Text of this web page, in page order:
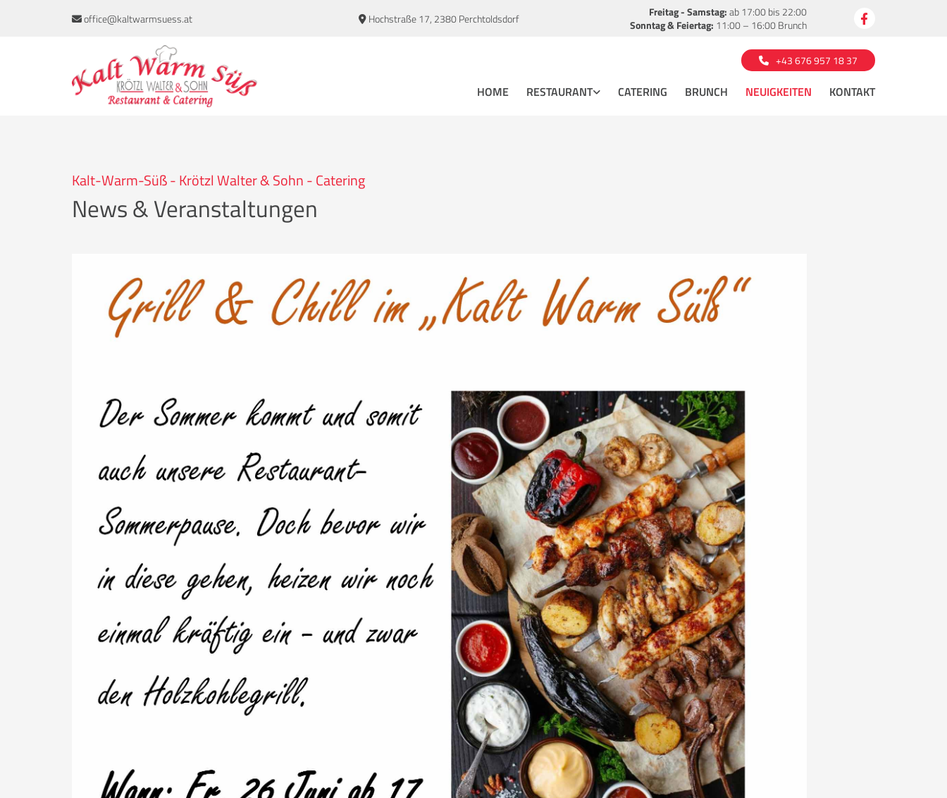
 office@kaltwarmsuess.at  Hochstraße 17, 2380 Perchtoldsdorf Freitag - Samstag:ab 17:00 bis 22:00
Sonntag & Feiertag: 11:00 – 16:00 Brunch
+43 676 957 18 37
HOME RESTAURANT CATERING BRUNCH NEUIGKEITEN KONTAKT
Kalt-Warm-Süß - Krötzl Walter & Sohn - Catering
News & Veranstaltungen